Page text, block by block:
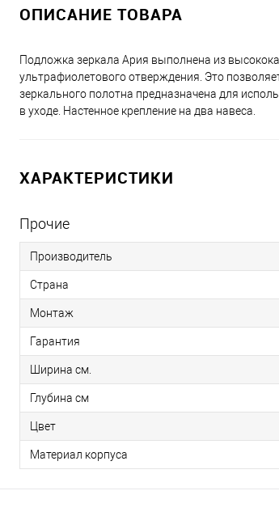
ОПИСАНИЕ ТОВАРА
Подложка зеркала Ария выполнена из
ультрафиолетового отверждения. Это
зеркального полотна предназначена для
в уходе. Настенное крепление на два навеса.
ХАРАКТЕРИСТИКИ
Прочие
Производитель
Страна
Монтаж
Гарантия
Ширина см.
Глубина см
Цвет
Материал корпуса